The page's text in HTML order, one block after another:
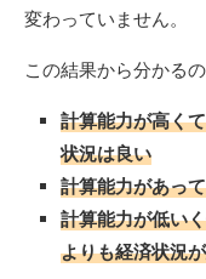
変わっていません。
この結果から分かる
計算能力が高く
状況は良い
計算能力があっ
計算能力が低い
よりも経済状況